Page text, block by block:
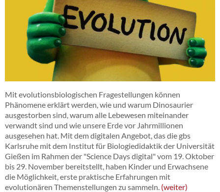
Mit evolutionsbiologischen Fragestellungen können
Phänomene erklärt werden, wie und warum Dinosaurier
ausgestorben sind, warum alle Lebewesen miteinander
verwandt sind und wie unsere Erde vor Jahrmillionen
ausgesehen hat. Mit dem digitalen Angebot, das die gbs
Karlsruhe mit dem Institut für Biologiedidaktik der Universität
Gießen im Rahmen der "Science Days digital" vom 19. Oktober
bis 29. November bereitstellt, haben Kinder und Erwachsene
die Möglichkeit, erste praktische Erfahrungen mit
evolutionären Themenstellungen zu sammeln.
weiter